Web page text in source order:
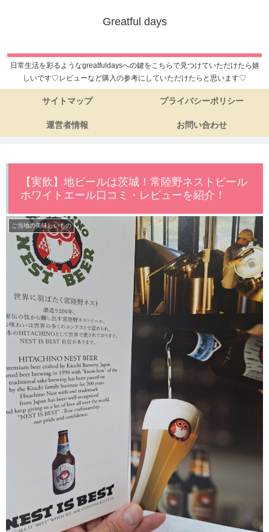
Greatful days
日常生活を彩るようなgreatfuldaysへの鍵をこちらで見つけていただけたら嬉
しいです♡レビューなど購入の参考にしていただけたらと思います♡
サイトマップ プライバシーポリシー
運営者情報 お問い合わせ
【実飲】地ビールは茨城！常陸野ネストビール
ホワイトエール口コミ・レビューを紹介！
ご当地の美味しいもの